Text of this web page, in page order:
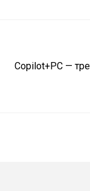
Copilot+PC —